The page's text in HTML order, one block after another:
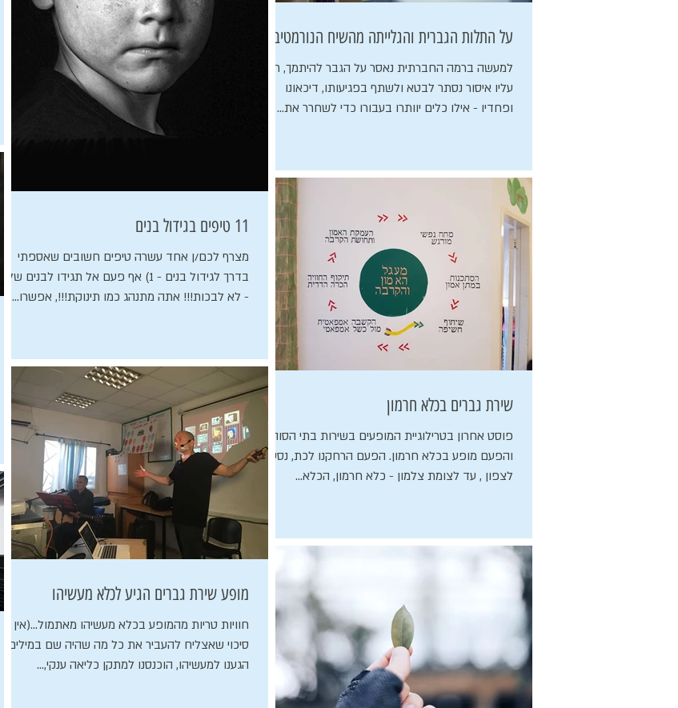
על התלות הגברית והגלייתה מהשיח הנורמטיבי
למעשה ברמה החברתית נאסר על הגבר להיתמך, חל
עליו איסור נסתר לבטא ולשתף בפגיעותו, דיכאונו
ופחדיו - אילו כלים יוותרו בעבורו כדי לשחרר את...
11 טיפים בגידול בנים
מצרף לכם/ן אחד עשרה טיפים חשובים שאספתי
בדרך לגידול בנים - 1) אף פעם אל תגידו לבנים שלכם
- לא לבכות!!! אתה מתנהג כמו תינוקת!!!, אפשרו...
שירת גברים בכלא חרמון
פוסט אחרון בטרילוגיית המופעים בשירות בתי הסוהר-
והפעם מופע בכלא חרמון. הפעם הרחקנו לכת, נסענו
לצפון , עד לצומת צלמון - כלא חרמון, הכלא...
מופע שירת גברים הגיע לכלא מעשיהו
חוויות טריות מהמופע בכלא מעשיהו מאתמול...(אין
סיכוי שאצליח להעביר את כל מה שהיה שם במילים.)
הגענו למעשיהו, הוכנסנו למתקן כליאה ענקי,...